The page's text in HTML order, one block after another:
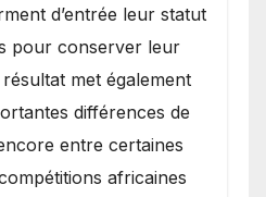
d’entrée leur statut
pour conserver leur
met également
différences de
entre certaines
africaines